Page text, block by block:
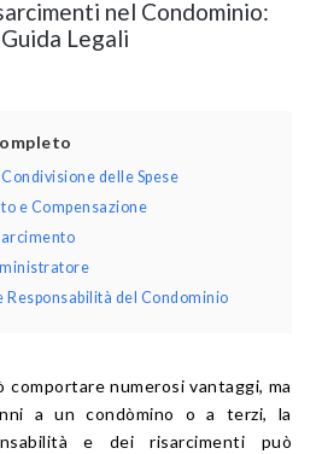
nel Condominio:
Legali
delle Spese
e Compensazione
Responsabilità del Condominio
comportare numerosi vantaggi, ma
a un condòmino o a terzi, la
e dei risarcimenti può